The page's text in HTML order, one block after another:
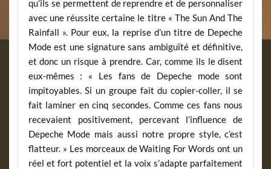
qu’ils se permettent de reprendre et de personnaliser
avec une réussite certaine le titre « The Sun And The
Rainfall ». Pour eux, la reprise d’un titre de Depeche
Mode est une signature sans ambiguïté et définitive,
et donc un risque à prendre. Car, comme ils le disent
eux-mêmes : « Les fans de Depeche mode sont
impitoyables. Si un groupe fait du copier-coller, il se
fait laminer en cinq secondes. Comme ces fans nous
recevaient positivement, percevant l’influence de
Depeche Mode mais aussi notre propre style, c’est
flatteur. » Les morceaux de Waiting For Words ont un
réel et fort potentiel et la voix s’adapte parfaitement